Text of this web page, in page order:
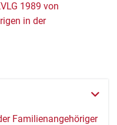
1989 von
in der
Familienangehöriger